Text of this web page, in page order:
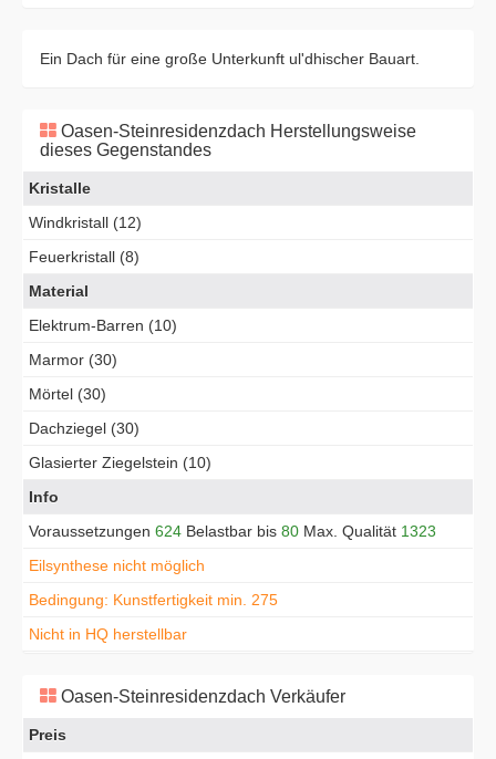
Ein Dach für eine große Unterkunft ul'dhischer Bauart.
Oasen-Steinresidenzdach Herstellungsweise
dieses Gegenstandes
Kristalle
Windkristall (12)
Feuerkristall (8)
Material
Elektrum-Barren (10)
Marmor (30)
Mörtel (30)
Dachziegel (30)
Glasierter Ziegelstein (10)
Info
Voraussetzungen 624 Belastbar bis 80 Max. Qualität 1323
Eilsynthese nicht möglich
Bedingung: Kunstfertigkeit min. 275
Nicht in HQ herstellbar
Oasen-Steinresidenzdach Verkäufer
Preis